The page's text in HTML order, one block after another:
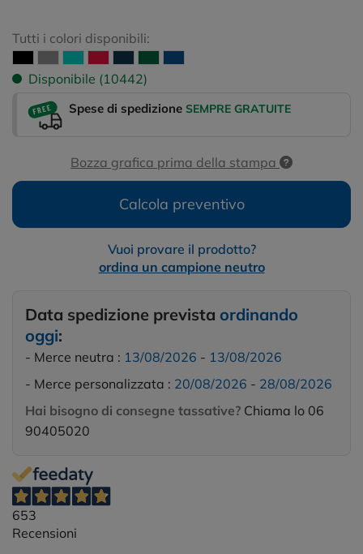
Tutti i colori disponibili:
Disponibile (10442)
Spese di spedizione SEMPRE GRATUITE
Bozza grafica prima della stampa
Calcola preventivo
Vuoi provare il prodotto?
ordina un campione neutro
Data spedizione prevista ordinando
oggi:
- Merce neutra : 13/08/2026 - 13/08/2026
- Merce personalizzata : 20/08/2026 - 28/08/2026
Hai bisogno di consegne tassative? Chiama lo 06
90405020
653
Recensioni